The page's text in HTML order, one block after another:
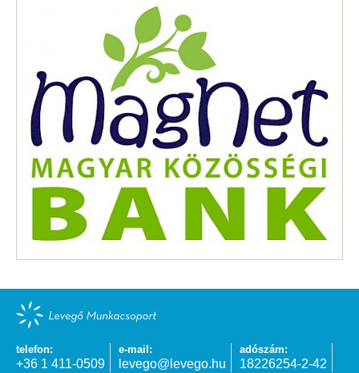
telefon:
+36 1 411-0509
e-mail:
levego@levego.hu
adószám:
18226254-2-42